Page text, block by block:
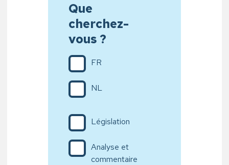
Que
cherchez-
vous ?
FR
NL
Législation
Analyse et
commentaire